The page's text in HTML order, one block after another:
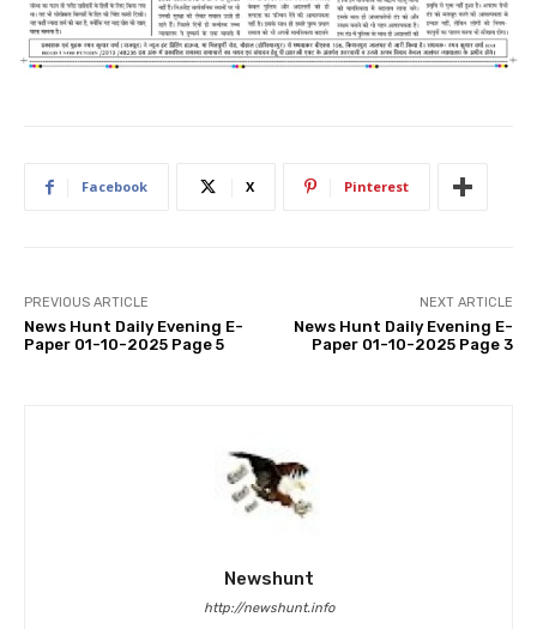
Facebook X Pinterest
PREVIOUS ARTICLE
News Hunt Daily Evening E-
Paper 01-10-2025 Page 5
NEXT ARTICLE
News Hunt Daily Evening E-
Paper 01-10-2025 Page 3
Newshunt
http://newshunt.info